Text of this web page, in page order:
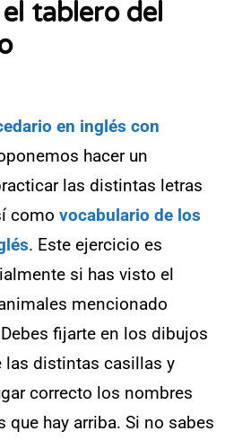
tablero del
en inglés con
hacer un
las distintas letras
como vocabulario de los
. Este ejercicio es
si has visto el
mencionado
fijarte en los dibujos
las distintas casillas y
correcto los nombres
que hay arriba. Si no sabes